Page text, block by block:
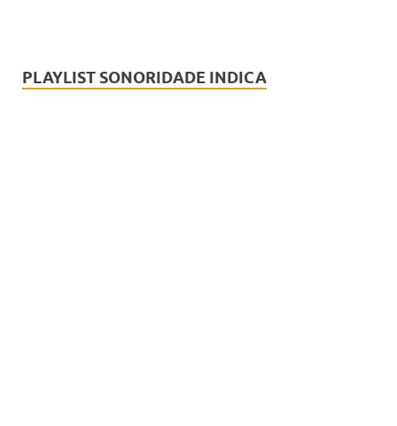
PLAYLIST SONORIDADE INDICA